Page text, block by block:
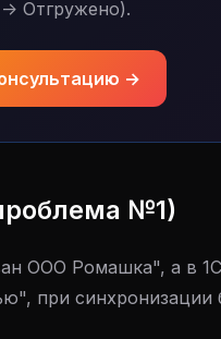
> Отгружено).
→
№1)
ООО Ромашка", а в 1С
при синхронизации